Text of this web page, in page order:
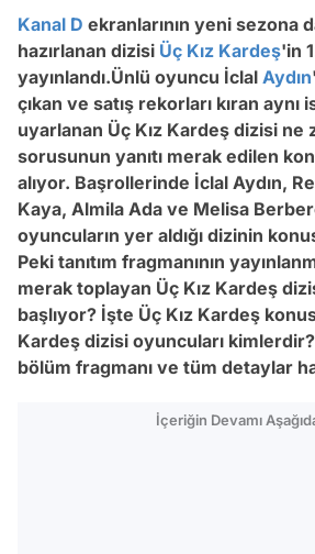
Kanal D ekranlarının yeni sezona
hazırlanan dizisi Üç Kız Kardeş'in
yayınlandı.Ünlü oyuncu İclal Aydın
çıkan ve satış rekorları kıran aynı
uyarlanan Üç Kız Kardeş dizisi ne
sorusunun yanıtı merak edilen
alıyor. Başrollerinde İclal Aydın,
Kaya, Almila Ada ve Melisa
oyuncuların yer aldığı dizinin
Peki tanıtım fragmanının
merak toplayan Üç Kız Kardeş
başlıyor? İşte Üç Kız Kardeş
Kardeş dizisi oyuncuları
bölüm fragmanı ve tüm detaylar
İçeriğin Devamı